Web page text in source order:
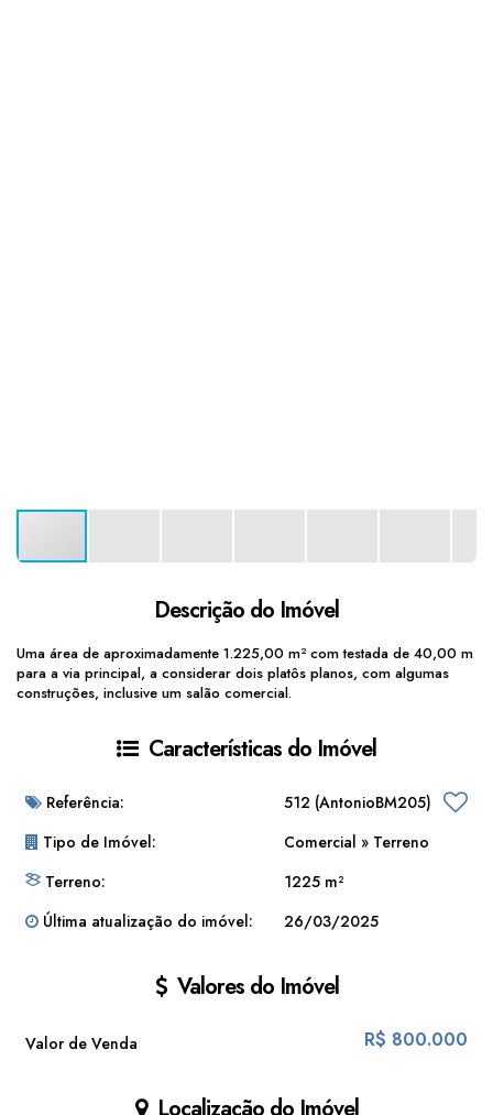
Descrição do Imóvel
Uma área de aproximadamente 1.225,00 m² com testada de 40,00 m
para a via principal, a considerar dois platôs planos, com algumas
construções, inclusive um salão comercial.
Características do Imóvel
Referência: 512 (AntonioBM205)
Tipo de Imóvel:
Comercial » Terreno
Terreno:
1225 m²
Última atualização do imóvel:
26/03/2025
Valores do Imóvel
R$ 800.000
Valor de Venda